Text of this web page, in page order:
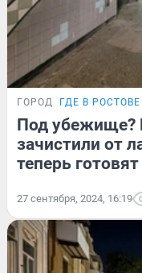
ГОРОД ГДЕ В
Под убежище?
зачистили от
теперь
27 сентября, 2024, 16:19